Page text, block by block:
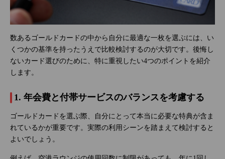
数あるゴールドカードの中から自分に最適な一枚を選ぶには、い
くつかの基準を持ったうえで比較検討するのが大切です。後悔し
ないカード選びのために、特に重視したい4つのポイントを紹介
します。
1. 年会費と付帯サービスのバランスを考慮する
ゴールドカードを選ぶ際、自分にとって本当に必要な特典が含ま
れているかが重要です。実際の利用シーンを踏まえて検討すると
よいでしょう。